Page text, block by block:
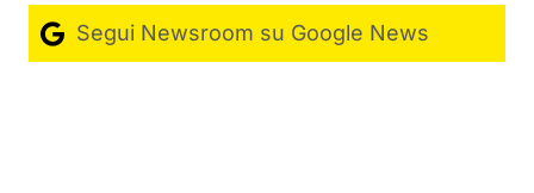
Segui Newsroom su Google News